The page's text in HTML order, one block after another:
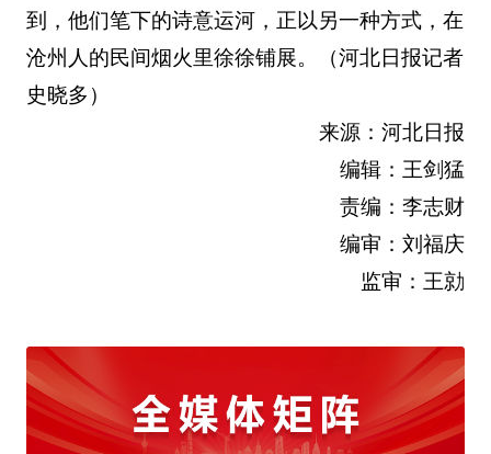
到，他们笔下的诗意运河，正以另一种方式，在
沧州人的民间烟火里徐徐铺展。（河北日报记者
史晓多）
来源：河北日报
编辑：王剑猛
责编：李志财
编审：刘福庆
监审：王勍